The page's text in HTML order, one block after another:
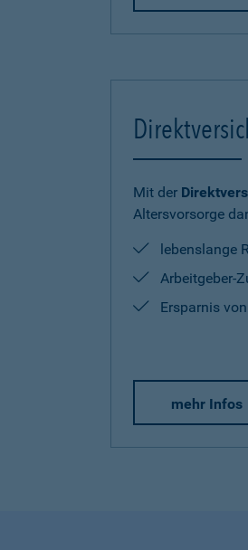
Mit der
Altersvorsorge
lebenslange
Arbeitgeber-
Ersparnis
mehr Infos